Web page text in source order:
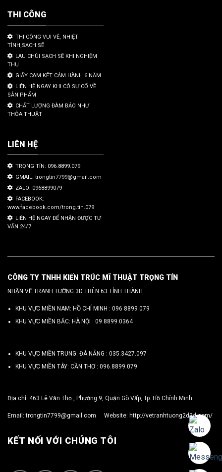
THI CÔNG
THI CÔNG VUI VẼ, NHIỆT
TÌNH,SẠCH SẼ
LAU CHÙI SẠCH SẼ KHI NGHIỆM
THU
GIẤY CAM KẾT CẢM HÀNH 6 NĂM
LIÊN HỆ NGAY KHI CÓ SỰ CỐ VỀ
SẢN PHẨM
CHẤT LƯỢNG ĐÀM BẢO NHƯ
THỎA THUẬT
LIÊN HỆ
TRỌNG TÍN: 096.8899.079
GMAIL: trongtin7799@gmail.com
ZALO: 0968899079
FACEBOOK:
www.facebook.com/trong.tin.079
LIÊN HỆ NGAY ĐỂ NHẬN ĐƯỢC TƯ
VẤN 24/7.
CÔNG TY TNHH KIẾN TRÚC MĨ THUẬT TRỌNG TÍN
NHẬN VẼ TRANH TƯỜNG 3D TRÊN 63 TỈNH THÀNH
KHU VỰC MIỀN NAM: HỒ CHÍ MINH : 096 8899 079
KHU VỰC MIỀN BẮC: HÀ NỘI : 09.8899.0364
KHU VỰC MIỀN TRUNG: ĐÀ NẴNG : 035.3427.097
KHU VỰC MIỀN TÂY: CẦN THƠ : 096.8899.079
Địa chỉ: 463 Lê Văn Thọ , Phường 9, Quận Gò Vấp, Tp. Hồ Chính Minh
Email:trongtin7799@gmail.com Website: http://vetranhtuong2d3d.com/
KẾT NỐI VỚI CHÚNG TÔI